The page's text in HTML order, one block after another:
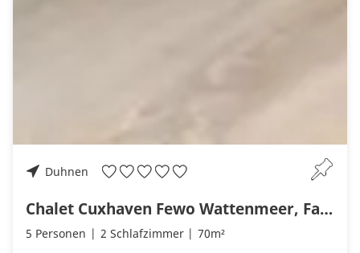
Duhnen
Chalet Cuxhaven Fewo Wattenmeer, Familienfreundlich, strandnah
5 Personen 2 Schlafzimmer 70m²